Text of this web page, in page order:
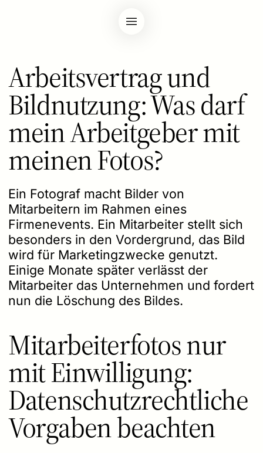
Arbeitsvertrag und
Bildnutzung: Was darf
mein Arbeitgeber mit
meinen Fotos?
Ein Fotograf macht Bilder von
Mitarbeitern im Rahmen eines
Firmenevents. Ein Mitarbeiter stellt sich
besonders in den Vordergrund, das Bild
wird für Marketingzwecke genutzt.
Einige Monate später verlässt der
Mitarbeiter das Unternehmen und fordert
nun die Löschung des Bildes.
Mitarbeiterfotos nur
mit Einwilligung:
Datenschutzrechtliche
Vorgaben beachten